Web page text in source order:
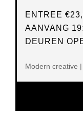
ENTREE
AANVANG
DEUREN
Modern creative